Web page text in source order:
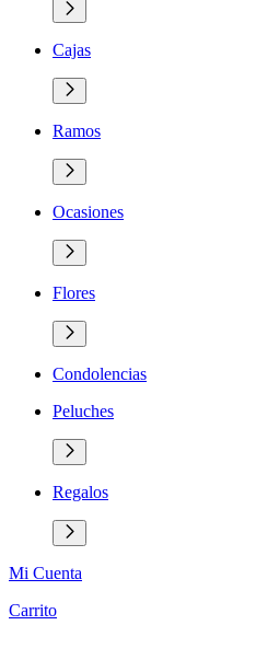
Cajas
Ramos
Ocasiones
Flores
Condolencias
Peluches
Regalos
Mi Cuenta
Carrito